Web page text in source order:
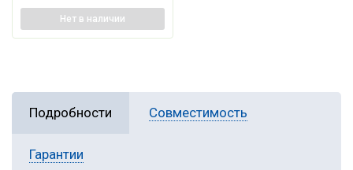
Нет в наличии
Подробности Совместимость
Гарантии